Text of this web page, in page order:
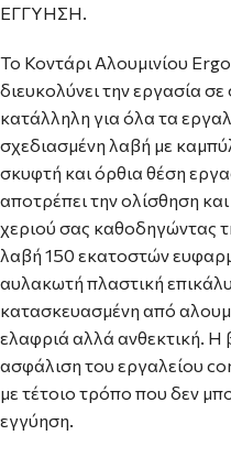
ΕΓΓΥΗΣΗ.
Το Κοντάρι Αλουμινίου
διευκολύνει την εργασία
κατάλληλη για όλα τα
σχεδιασμένη λαβή με
σκυφτή και όρθια θέση
αποτρέπει την ολίσθηση
χεριού σας καθοδηγώντας
λαβή 150 εκατοστών
αυλακωτή πλαστική
κατασκευασμένη από
ελαφριά αλλά ανθεκτική. Η
ασφάλιση του εργαλείου
με τέτοιο τρόπο που δεν
εγγύηση.